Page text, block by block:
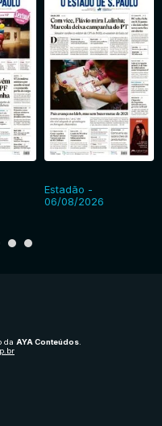
Estadão -
06/08/2026
da AYA Conteúdos.